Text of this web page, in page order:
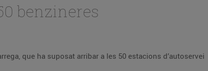
benzineres
setembre el Grup Bon Preu ha obert una nova benzinera a Tàrrega, que ha suposat arribar a les 50 estacions d’autoservei